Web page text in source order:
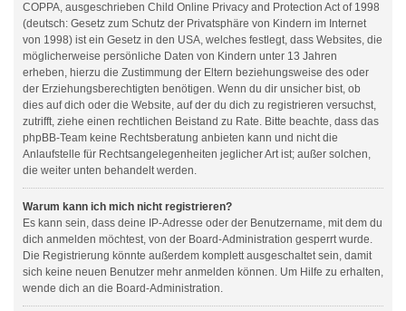
COPPA, ausgeschrieben Child Online Privacy and Protection Act of 1998
(deutsch: Gesetz zum Schutz der Privatsphäre von Kindern im Internet
von 1998) ist ein Gesetz in den USA, welches festlegt, dass Websites, die
möglicherweise persönliche Daten von Kindern unter 13 Jahren
erheben, hierzu die Zustimmung der Eltern beziehungsweise des oder
der Erziehungsberechtigten benötigen. Wenn du dir unsicher bist, ob
dies auf dich oder die Website, auf der du dich zu registrieren versuchst,
zutrifft, ziehe einen rechtlichen Beistand zu Rate. Bitte beachte, dass das
phpBB-Team keine Rechtsberatung anbieten kann und nicht die
Anlaufstelle für Rechtsangelegenheiten jeglicher Art ist; außer solchen,
die weiter unten behandelt werden.
Warum kann ich mich nicht registrieren?
Es kann sein, dass deine IP-Adresse oder der Benutzername, mit dem du
dich anmelden möchtest, von der Board-Administration gesperrt wurde.
Die Registrierung könnte außerdem komplett ausgeschaltet sein, damit
sich keine neuen Benutzer mehr anmelden können. Um Hilfe zu erhalten,
wende dich an die Board-Administration.